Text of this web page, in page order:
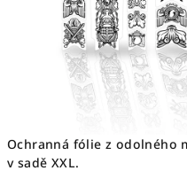
Ochranná fólie z odolného
v sadě XXL.